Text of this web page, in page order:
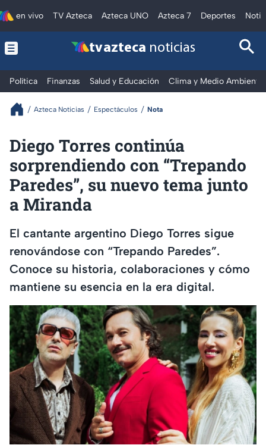
en vivo TV Azteca Azteca UNO Azteca 7 Deportes
tv azteca noticias
Política Finanzas Salud y Educación Clima y Medio Ambiente
Azteca Noticias Espectáculos Nota
Diego Torres continúa
sorprendiendo con “Trepando
Paredes”, su nuevo tema junto
a Miranda
El cantante argentino Diego Torres sigue
renovándose con “Trepando Paredes”.
Conoce su historia, colaboraciones y cómo
mantiene su esencia en la era digital.